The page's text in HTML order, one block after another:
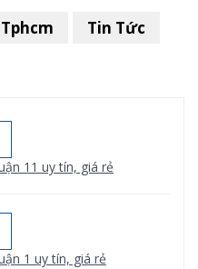
11 uy tín, giá rẻ
1 uy tín, giá rẻ
Tin Tức